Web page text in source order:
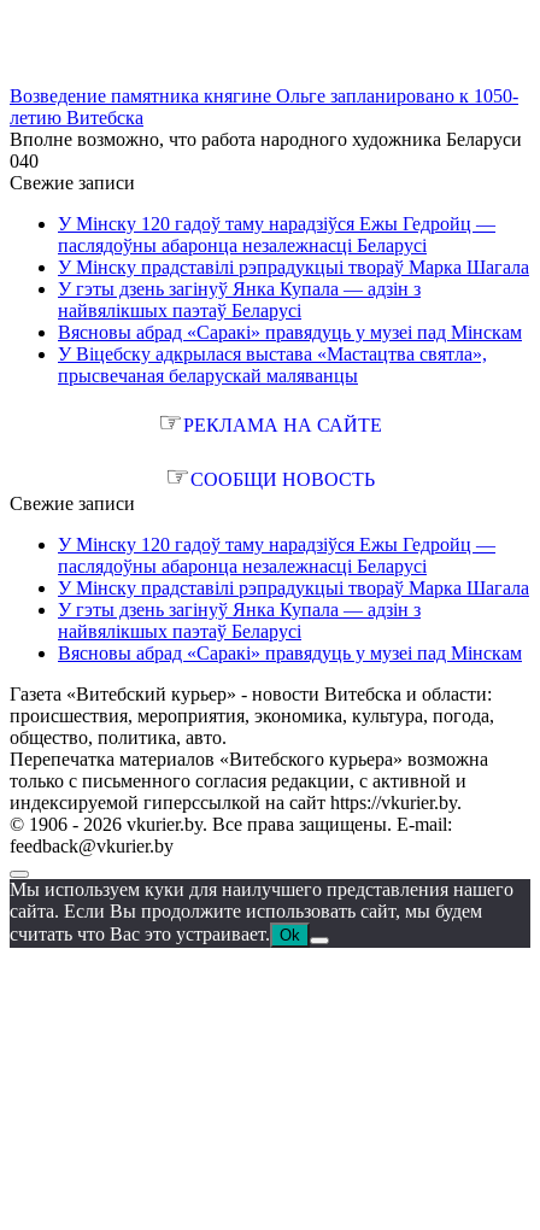
Возведение памятника княгине Ольге запланировано к 1050-
летию Витебска
Вполне возможно, что работа народного художника Беларуси
040
Свежие записи
У Мінску 120 гадоў таму нарадзіўся Ежы Гедройц —
паслядоўны абаронца незалежнасці Беларусі
У Мінску прадставілі рэпрадукцыі твораў Марка Шагала
У гэты дзень загінуў Янка Купала — адзін з
найвялікшых паэтаў Беларусі
Вясновы абрад «Саракі» правядуць у музеі пад Мінскам
У Віцебску адкрылася выстава «Мастацтва святла»,
прысвечаная беларускай маляванцы
☞РЕКЛАМА НА САЙТЕ
☞СООБЩИ НОВОСТЬ
Свежие записи
У Мінску 120 гадоў таму нарадзіўся Ежы Гедройц —
паслядоўны абаронца незалежнасці Беларусі
У Мінску прадставілі рэпрадукцыі твораў Марка Шагала
У гэты дзень загінуў Янка Купала — адзін з
найвялікшых паэтаў Беларусі
Вясновы абрад «Саракі» правядуць у музеі пад Мінскам
Газета «Витебский курьер» - новости Витебска и области:
происшествия, мероприятия, экономика, культура, погода,
общество, политика, авто.
Перепечатка материалов «Витебского курьера» возможна
только с письменного согласия редакции, с активной и
индексируемой гиперссылкой на сайт https://vkurier.by.
© 1906 - 2026 vkurier.by. Все права защищены. E-mail:
feedback@vkurier.by
Мы используем куки для наилучшего представления нашего
сайта. Если Вы продолжите использовать сайт, мы будем
считать что Вас это устраивает. Ok